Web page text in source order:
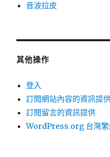
音波拉皮
其他操作
登入
訂閱網站內容的資訊提
訂閱留言的資訊提供
WordPress.org 台灣繁